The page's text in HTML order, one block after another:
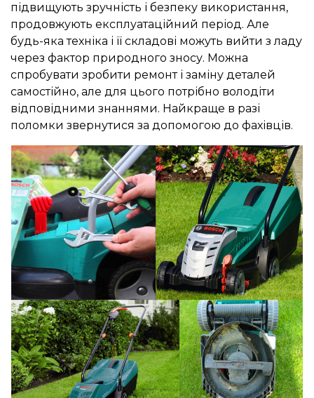
підвищують зручність і безпеку використання,
продовжують експлуатаційний період. Але
будь-яка техніка і її складові можуть вийти з ладу
через фактор природного зносу. Можна
спробувати зробити ремонт і заміну деталей
самостійно, але для цього потрібно володіти
відповідними знаннями. Найкраще в разі
поломки звернутися за допомогою до фахівців.